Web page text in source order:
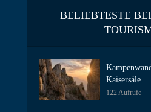
BELIEBTESTE
Kaisersäle
122 Aufrufe